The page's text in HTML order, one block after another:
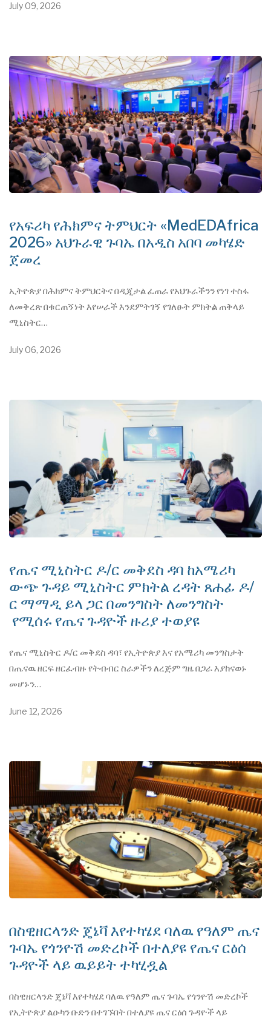
July 09, 2026
የአፍሪካ የሕክምና ትምህርት «MedEDAfrica
2026» አህጉራዊ ጉባኤ በአዲስ አበባ መካሄድ
ጀመረ
ኢትዮጵያ በሕክምና ትምህርትና በዲጂታል ፈጠራ የአህጉራችንን የነገ ተስፋ
ለመቅረጽ በቁርጠኝነት እየሠራች እንደምትገኝ የገለፁት ምክትል ጠቅላይ
ሚኒስትር…
July 06, 2026
የጤና ሚኒስትር ዶ/ር መቅደስ ዳባ ከአሜሪካ
ውጭ ጉዳይ ሚኒስትር ምክትል ረዳት ጸሐፊ ዶ/
ር ማማዲ ይላ ጋር በመንግስት ለመንግስት
የሚሰሩ የጤና ጉዳዮች ዙሪያ ተወያዩ
የጤና ሚኒስትር ዶ/ር መቅደስ ዳባ፣ የኢትዮጵያ እና የአሜሪካ መንግስታት
በጤናዉ ዘርፍ ዘርፈብዙ የትብብር ስራዎችን ለረጅም ግዜ በጋራ እያከናወኑ
መሆኑን…
June 12, 2026
በስዊዘርላንድ ጄኔቫ እየተካሄደ ባለዉ የዓለም ጤና
ጉባኤ የጎንዮሽ መድረኮች በተለያዩ የጤና ርዕሰ
ጉዳዮች ላይ ዉይይት ተካሂዷል
በስዊዘርላንድ ጄኔቫ እየተካሄደ ባለዉ የዓለም ጤና ጉባኤ የጎንዮሽ መድረኮች
የኢትዮጵያ ልዑካን ቡድን በተገኙበት በተለያዩ ጤና ርዕሰ ጉዳዮች ላይ